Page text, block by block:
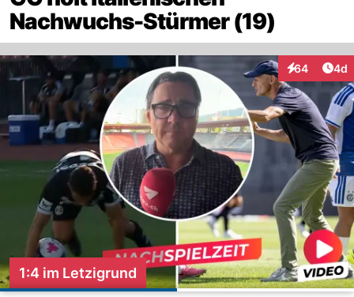
Nachwuchs-Stürmer (19)
64
Interaktionen
4d
1:4 im Letzigrund